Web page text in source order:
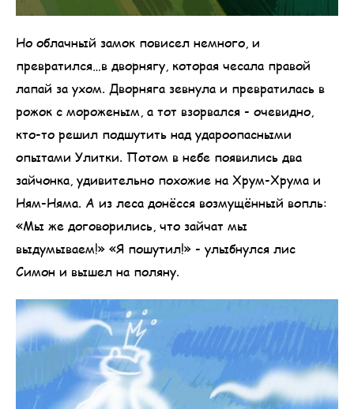
Но облачный замок повисел немного, и
превратился…в дворнягу, которая чесала правой
лапай за ухом. Дворняга зевнула и превратилась в
рожок с мороженым, а тот взорвался - очевидно,
кто-то решил подшутить над удароопасными
опытами Улитки. Потом в небе появились два
зайчонка, удивительно похожие на Хрум-Хрума и
Ням-Няма. А из леса донёсся возмущённый вопль:
«Мы же договорились, что зайчат мы
выдумываем!» «Я пошутил!» - улыбнулся лис
Симон и вышел на поляну.